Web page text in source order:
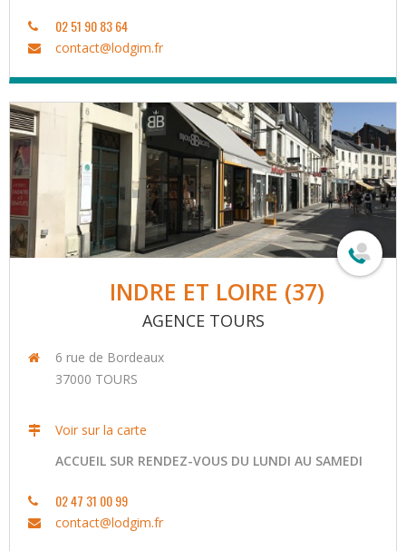
02 51 90 83 64
contact@lodgim.fr
INDRE ET LOIRE (37)
AGENCE TOURS
6 rue de Bordeaux
37000 TOURS
Voir sur la carte
ACCUEIL SUR RENDEZ-VOUS DU LUNDI AU SAMEDI
02 47 31 00 99
contact@lodgim.fr